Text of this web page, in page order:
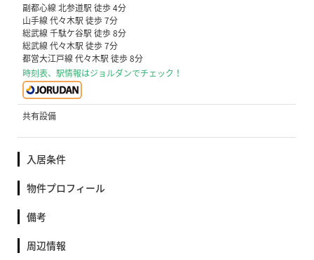
副都心線 北参道駅 徒歩 4分
山手線 代々木駅 徒歩 7分
総武線 千駄ケ谷駅 徒歩 8分
総武線 代々木駅 徒歩 7分
都営大江戸線 代々木駅 徒歩 8分
時刻表、駅情報はジョルダンでチェック！
共有設備
入居条件
物件プロフィール
備考
周辺情報